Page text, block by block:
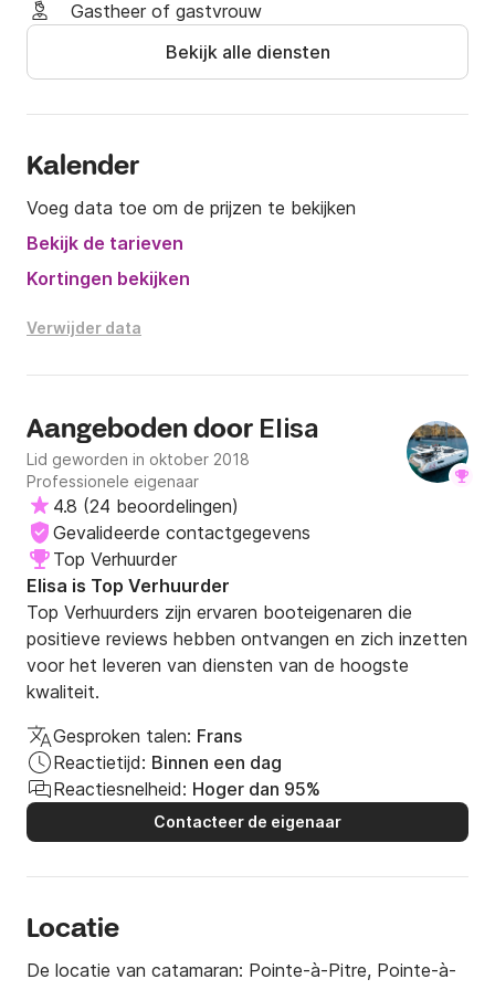
Stap aan boord van de Fountaine Pajot Elba 45 en
laat u betoveren door het ongeëvenaarde comfort
Gastheer of gastvrouw
Bekijk alle diensten
Kalender
Voeg data toe om de prijzen te bekijken
Bekijk de tarieven
Kortingen bekijken
Verwijder data
Aangeboden door Elisa
Lid geworden in oktober 2018
Professionele eigenaar
4.8 (24 beoordelingen)
Gevalideerde contactgegevens
Top Verhuurder
Elisa is Top Verhuurder
Top Verhuurders zijn ervaren booteigenaren die
positieve reviews hebben ontvangen en zich inzetten
voor het leveren van diensten van de hoogste
kwaliteit.
Gesproken talen: Frans
Reactietijd: Binnen een dag
Reactiesnelheid: Hoger dan 95%
Contacteer de eigenaar
Locatie
De locatie van catamaran: Pointe-à-Pitre, Pointe-à-